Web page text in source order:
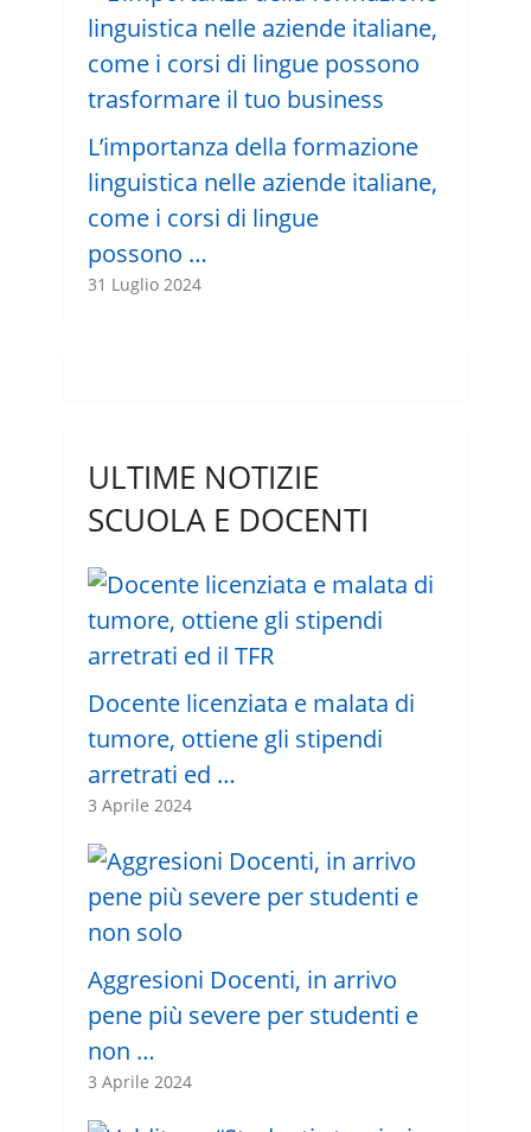
L’importanza della formazione
linguistica nelle aziende italiane,
come i corsi di lingue
possono …
31 Luglio 2024
ULTIME NOTIZIE
SCUOLA E DOCENTI
Docente licenziata e malata di
tumore, ottiene gli stipendi
arretrati ed …
3 Aprile 2024
Aggresioni Docenti, in arrivo
pene più severe per studenti e
non …
3 Aprile 2024